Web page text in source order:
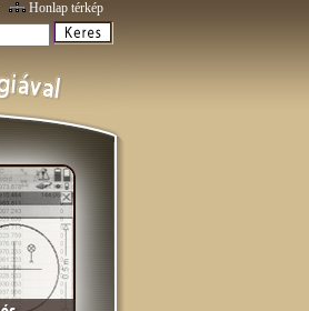
Honlap térkép